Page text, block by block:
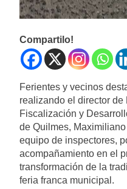
Compartilo!
Ferientes y vecinos
realizando el director
Fiscalización y
de Quilmes,
equipo de inspectores,
acompañamiento en el
transformación de la
feria franca municipal.